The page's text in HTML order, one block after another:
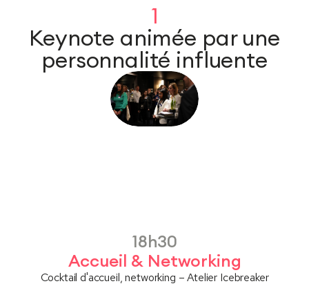
1
Keynote animée par une
personnalité influente
18h30
Accueil & Networking
Cocktail d'accueil, networking – Atelier Icebreaker